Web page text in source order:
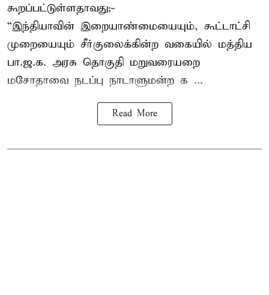
கூறப்பட்டுள்ளதாவது;-
“இந்தியாவின் இறையாண்மையையும், கூட்டாட்சி
முறையையும் சீர்குலைக்கின்ற வகையில் மத்திய
பா.ஜ.க. அரசு தொகுதி மறுவரையறை
மசோதாவை நடப்பு நாடாளுமன்ற க ...
Read More